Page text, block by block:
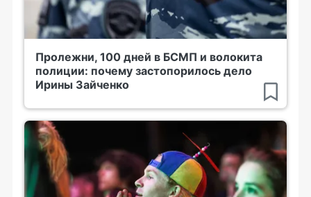
Пролежни, 100 дней в БСМП и волокита
полиции: почему застопорилось дело
Ирины Зайченко